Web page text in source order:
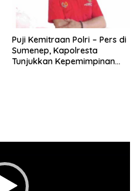
Puji Kemitraan Polri – Pers di
Sumenep, Kapolresta
Tunjukkan Kepemimpinan